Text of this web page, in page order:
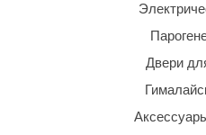
Двери